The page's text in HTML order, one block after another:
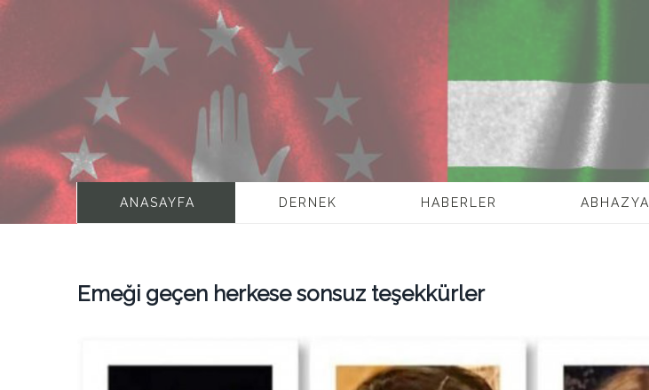
ANASAYFA DERNEK HABERLER ABHAZYA
Emeği geçen herkese sonsuz teşekkürler